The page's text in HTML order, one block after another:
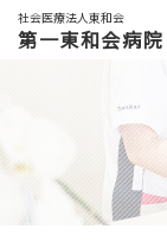
社会医療法人東和会
第一東和会病院